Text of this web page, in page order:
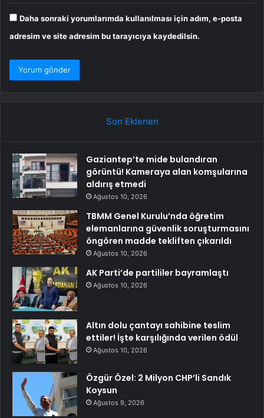
Daha sonraki yorumlarımda kullanılması için adım, e-posta
adresim ve site adresim bu tarayıcıya kaydedilsin.
Son Eklenen
Gaziantep’te mide bulandıran
görüntü! Kameraya alan komşularına
aldırış etmedi
Ağustos 10, 2026
TBMM Genel Kurulu’nda öğretim
elemanlarına güvenlik soruşturmasını
öngören madde tekliften çıkarıldı
Ağustos 10, 2026
AK Parti’de partililer bayramlaştı
Ağustos 10, 2026
Altın dolu çantayı sahibine teslim
ettiler! İşte karşılığında verilen ödül
Ağustos 10, 2026
Özgür Özel: 2 Milyon CHP’li Sandık
Koysun
Ağustos 9, 2026